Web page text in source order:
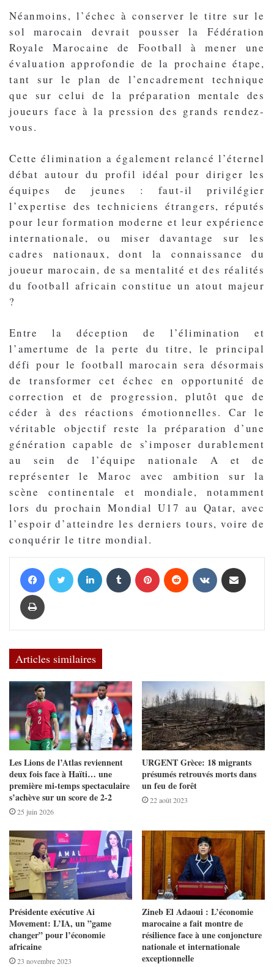
Néanmoins, l’échec à conserver le titre sur le
sol marocain devrait pousser la Fédération
Royale Marocaine de Football à mener une
évaluation approfondie de la prochaine étape,
tant sur le plan de l’encadrement technique
que sur celui de la préparation mentale des
joueurs face à la pression des grands rendez-
vous.
Cette élimination a également relancé l’éternel
débat autour du profil idéal pour diriger les
équipes de jeunes : faut-il privilégier
l’expertise des techniciens étrangers, réputés
pour leur formation moderne et leur expérience
internationale, ou miser davantage sur les
cadres nationaux, dont la connaissance du
joueur marocain, de sa mentalité et des réalités
du football africain constitue un atout majeur
?
Entre la déception de l’élimination et
l’amertume de la perte du titre, le principal
défi pour le football marocain sera désormais
de transformer cet échec en opportunité de
correction et de progression, plutôt que de
céder à des réactions émotionnelles. Car le
véritable objectif reste la préparation d’une
génération capable de s’imposer durablement
au sein de l’équipe nationale A et de
représenter le Maroc avec ambition sur la
scène continentale et mondiale, notamment
lors du prochain Mondial U17 au Qatar, avec
l’espoir d’atteindre les derniers tours, voire de
conquérir le titre mondial.
Articles similaires
Les Lions de l’Atlas reviennent
deux fois face à Haïti… une
première mi-temps spectaculaire
s’achève sur un score de 2-2
25 juin 2026
URGENT Grèce: 18 migrants
présumés retrouvés morts dans
un feu de forêt
22 août 2023
Présidente exécutive Ai
Movement: L’IA, un ”game
changer” pour l’économie
africaine
23 novembre 2023
Zineb El Adaoui : L’économie
marocaine a fait montre de
résilience face à une conjoncture
nationale et internationale
exceptionnelle